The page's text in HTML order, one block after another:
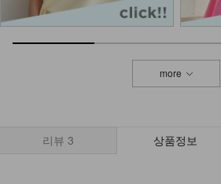
DM22-AC-08/컬러 비즈 팔찌
10,900 8,900 18%
more
리뷰 3 상품정보